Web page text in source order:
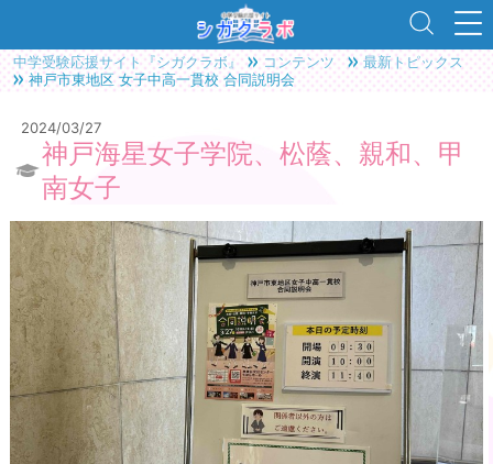
中学受験応援サイト『シガクラボ』 コンテンツ
最新トピックス
神戸市東地区 女子中高一貫校 合同説明会
2024/03/27
神戸海星女子学院、松蔭、親和、甲
南女子